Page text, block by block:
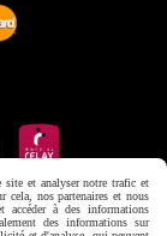
site et analyser notre trafic et
cela, nos partenaires et nous
accéder à des informations
des informations sur